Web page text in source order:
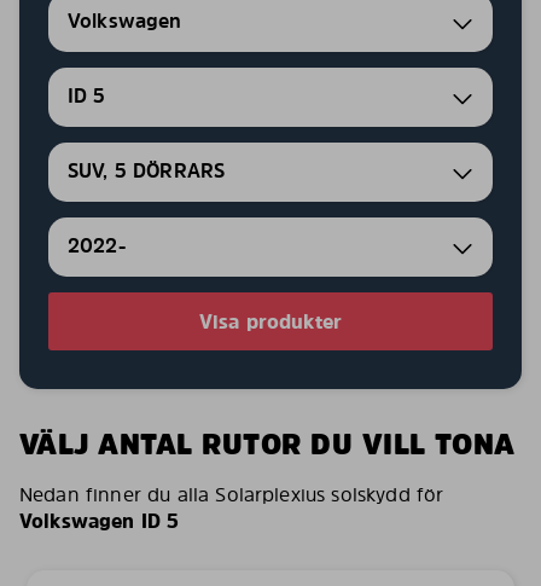
Volkswagen
ID 5
SUV, 5 DÖRRARS
2022-
Visa produkter
VÄLJ ANTAL RUTOR DU VILL TONA
Nedan finner du alla Solarplexius solskydd för
Volkswagen ID 5